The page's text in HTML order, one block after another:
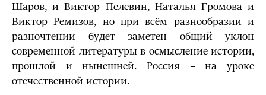
Шаров, и Виктор Пелевин, Наталья Громова и
Виктор Ремизов, но при всём разнообразии и
разночтении будет заметен общий уклон
современной литературы в осмысление истории,
прошлой и нынешней. Россия – на уроке
отечественной истории.